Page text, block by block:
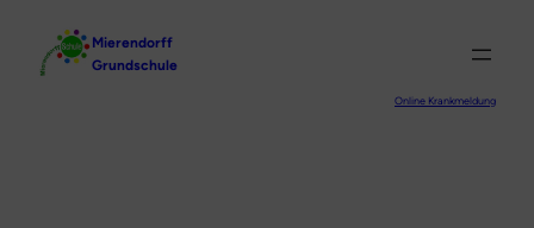
Inhalt
Mierendorff
Grundschule
Online Krankmeldung